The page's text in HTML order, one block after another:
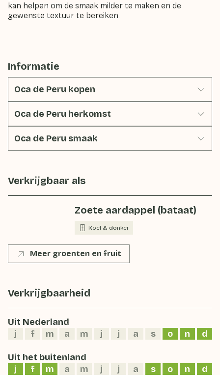
kan helpen om de smaak milder te maken en de
gewenste textuur te bereiken.
Informatie
Oca de Peru kopen
Oca de Peru herkomst
Oca de Peru smaak
Verkrijgbaar als
Zoete aardappel (bataat)
Koel & donker
Meer groenten en fruit
Verkrijgbaarheid
Uit Nederland
j
f m a m j j a s o n d
Uit het buitenland
j
f m a m j j a s o n d